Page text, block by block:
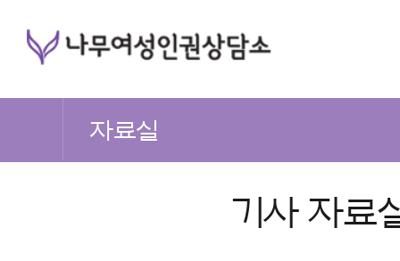
자료실
기사 자료